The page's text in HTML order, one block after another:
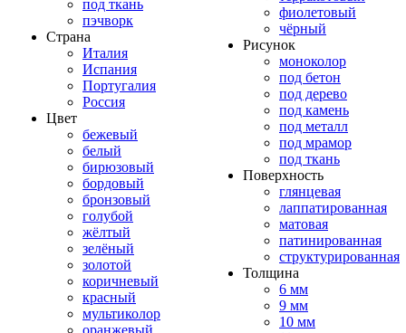
под ткань
пэчворк
Страна
Италия
Испания
Португалия
Россия
Цвет
бежевый
белый
бирюзовый
бордовый
бронзовый
голубой
жёлтый
зелёный
золотой
коричневый
красный
мультиколор
оранжевый
фиолетовый
чёрный
Рисунок
моноколор
под бетон
под дерево
под камень
под металл
под мрамор
под ткань
Поверхность
глянцевая
лаппатированная
матовая
патинированная
структурированная
Толщина
6 мм
9 мм
10 мм